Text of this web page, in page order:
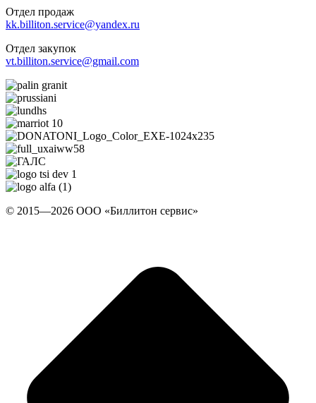
Отдел продаж
kk.billiton.service@yandex.ru
Отдел закупок
vt.billiton.service@gmail.com
© 2015—2026 ООО «Биллитон сервис»